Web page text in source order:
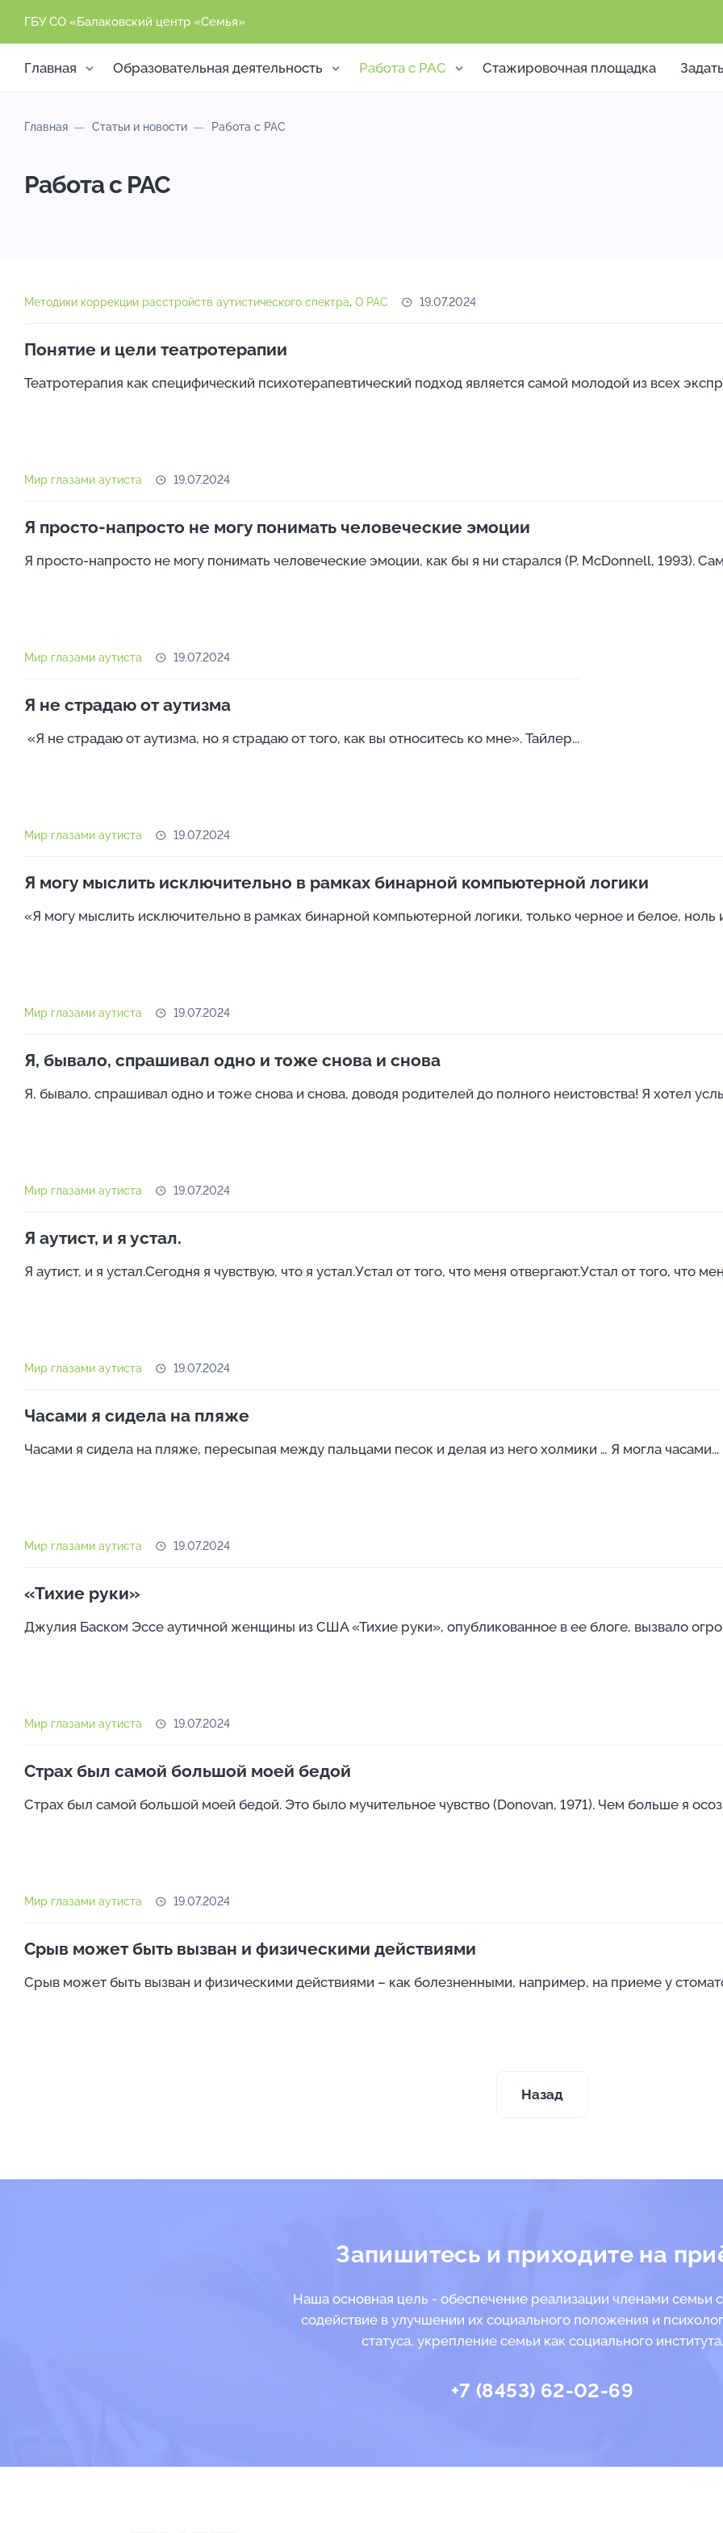
ГБУ СО «Балаковский центр «Семья»
Главная Образовательная деятельность Работа с РАС Стажировочная площадка
Главная Статьи и новости Работа с РАС
Работа с РАС
а
ь
о
т
Методики коррекции расстройств аутистического спектра, О РАС 19.07.2024
Понятие и цели театротерапии
Театротерапия как специфический психотерапевтический подход является самой молодой из всех
Мир глазами аутиста 19.07.2024
Я просто-напросто не могу понимать человеческие эмоции
Я просто-напросто не могу понимать человеческие эмоции, как бы я ни старался (P. McDonnell, 1993).
Мир глазами аутиста 19.07.2024
Я не страдаю от аутизма
«Я не страдаю от аутизма, но я страдаю от того, как вы относитесь ко мне». Тайлер...
Мир глазами аутиста 19.07.2024
Я могу мыслить исключительно в рамках бинарной компьютерной логики
«Я могу мыслить исключительно в рамках бинарной компьютерной логики, только черное и белое, ноль
Мир глазами аутиста 19.07.2024
Я, бывало, спрашивал одно и тоже снова и снова
Я, бывало, спрашивал одно и тоже снова и снова, доводя родителей до полного неистовства! Я хотел
Мир глазами аутиста 19.07.2024
Я аутист, и я устал.
Я аутист, и я устал.Сегодня я чувствую, что я устал.Устал от того, что меня отвергают.Устал от того, что
Мир глазами аутиста 19.07.2024
Часами я сидела на пляже
Часами я сидела на пляже, пересыпая между пальцами песок и делая из него холмики … Я могла часами...
Мир глазами аутиста 19.07.2024
«Тихие руки»
Джулия Баском Эссе аутичной женщины из США «Тихие руки», опубликованное в ее блоге, вызвало
Мир глазами аутиста 19.07.2024
Страх был самой большой моей бедой
Страх был самой большой моей бедой. Это было мучительное чувство (Donovan, 1971). Чем больше я
Мир глазами аутиста 19.07.2024
Срыв может быть вызван и физическими действиями
Срыв может быть вызван и физическими действиями – как болезненными, например, на приеме у
Назад
Запишитесь и приходите на
Наша основная цель - обеспечение реализации членами семьи
содействие в улучшении их социального положения и
статуса, укрепление семьи как социального института.
+7 (8453) 62-02-69